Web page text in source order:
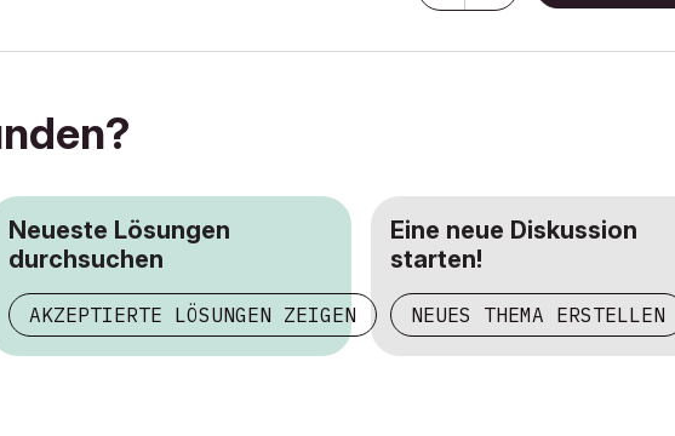
Neueste Lösungen
durchsuchen
AKZEPTIERTE LÖSUNGEN ZEIGEN
Eine neue Diskussion
starten!
NEUES THEMA ERSTELLEN